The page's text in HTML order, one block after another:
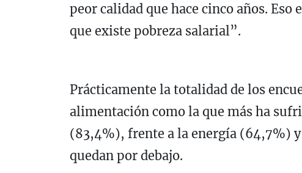
peor calidad que hace cinco años.
que existe pobreza salarial”.
Prácticamente la totalidad de los
alimentación como la que más ha
(83,4%), frente a la energía (64,7%)
quedan por debajo.